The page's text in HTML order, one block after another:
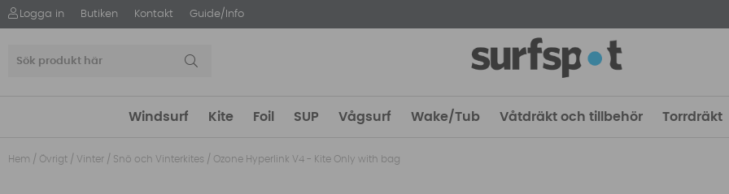
Logga in Butiken Kontakt Guide/Info
Windsurf Kite Foil SUP Vågsurf Wake/Tub Våtdräkt och tillbehör Torrdräkt
Hem / Övrigt / Vinter / Snö och Vinterkites / Ozone Hyperlink V4 - Kite Only with bag